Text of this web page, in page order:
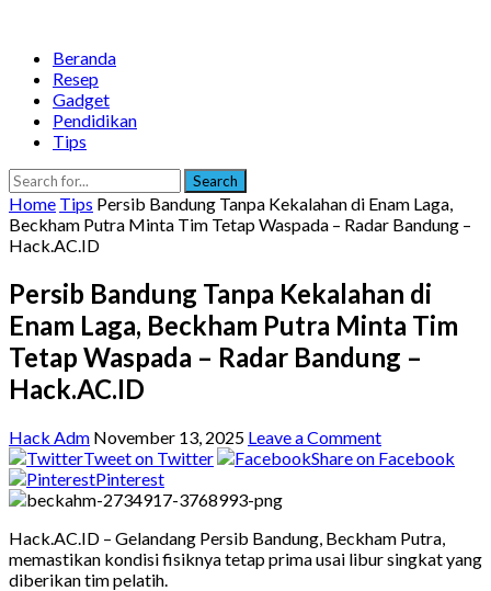
Beranda
Resep
Gadget
Pendidikan
Tips
Search
Home Tips Persib Bandung Tanpa Kekalahan di Enam Laga,
Beckham Putra Minta Tim Tetap Waspada – Radar Bandung –
Hack.AC.ID
Persib Bandung Tanpa Kekalahan di
Enam Laga, Beckham Putra Minta Tim
Tetap Waspada – Radar Bandung –
Hack.AC.ID
Hack Adm November 13, 2025 Leave a Comment
Tweet on Twitter
Share on Facebook
Pinterest
Hack.AC.ID – Gelandang Persib Bandung, Beckham Putra,
memastikan kondisi fisiknya tetap prima usai libur singkat yang
diberikan tim pelatih.